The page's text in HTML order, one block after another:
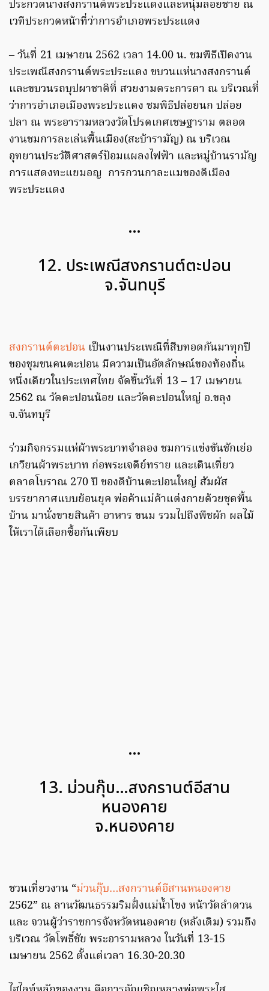
ประกวดนางสงกรานต์พระประแดงและหนุ่มลอยชาย ณ
เวทีประกวดหน้าที่ว่าการอำเภอพระประแดง
– วันที่ 21 เมษายน 2562 เวลา 14.00 น. ชมพิธีเปิดงาน
ประเพณีสงกรานต์พระประแดง ขบวนแห่นางสงกรานต์
และขบวนรถบุปผาชาติที่ สวยงามตระการตา ณ บริเวณที่
ว่าการอำเภอเมืองพระประแดง ชมพิธีปล่อยนก ปล่อย
ปลา ณ พระอารามหลวงวัดโปรดเกศเชษฐาราม ตลอด
งานชมการละเล่นพื้นเมือง(สะบ้ารามัญ) ณ บริเวณ
อุทยานประวัติศาสตร์ป้อมแผลงไฟฟ้า และหมู่บ้านรามัญ
การแสดงทะแยมอญ การกวนกาละแมของดีเมือง
พระประแดง
…
12. ประเพณีสงกรานต์ตะปอน
จ.จันทบุรี
สงกรานต์ตะปอน เป็นงานประเพณีที่สืบทอดกันมาทุกปี
ของชุมชนคนตะปอน มีความเป็นอัตลักษณ์ของท้องถิ่น
หนึ่งเดียวในประเทศไทย จัดขึ้นวันที่ 13 – 17 เมษายน
2562 ณ วัดตะปอนน้อย และวัดตะปอนใหญ่ อ.ขลุง
จ.จันทบุรี
ร่วมกิจกรรมแห่ผ้าพระบาทจำลอง ชมการแข่งขันชักเย่อ
เกวียนผ้าพระบาท ก่อพระเจดีย์ทราย และเดินเที่ยว
ตลาดโบราณ 270 ปี ของดีบ้านตะปอนใหญ่ สัมผัส
บรรยากาศแบบย้อนยุค พ่อค้าแม่ค้าแต่งกายด้วยชุดพื้น
บ้าน มานั่งขายสินค้า อาหาร ขนม รวมไปถึงพืชผัก ผลไม้
ให้เราได้เลือกซื้อกันเพียบ
…
13. ม่วนกุ๊บ…สงกรานต์อีสาน
หนองคาย
จ.หนองคาย
ชวนเที่ยวงาน “ม่วนกุ๊บ…สงกรานต์อีสานหนองคาย
2562” ณ ลานวัฒนธรรมริมฝั่งแม่น้ำโขง หน้าวัดลำดวน
และ จวนผู้ว่าราชการจังหวัดหนองคาย (หลังเดิม) รวมถึง
บริเวณ วัดโพธิ์ชัย พระอารามหลวง ในวันที่ 13-15
เมษายน 2562 ตั้งแต่เวลา 16.30-20.30